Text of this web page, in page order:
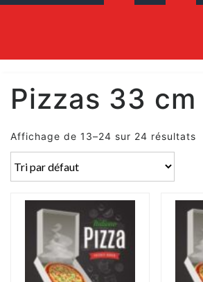
Pizzas 33 cm
Affichage de 13–24 sur 24 résultats